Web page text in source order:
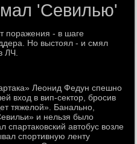
'Севилью'
поражения - в шаге
Но выстоял - и смял
ЛЧ.
Леонид Федун спешно
вход в вип-сектор, бросив
тяжелой». Банально,
и нельзя было
спартаковский автобус возле
спортивную ленту